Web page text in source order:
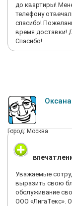
до квартиры!
телефону
спасибо!
время доставки!
Спасибо!
Оксана
Город: Москва
Уважаемые
выразить свою
обслуживание
ООО «ЛигаТекс».